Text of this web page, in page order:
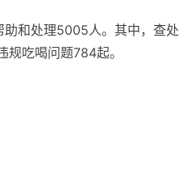
和处理5005人。其中，查处
吃喝问题784起。